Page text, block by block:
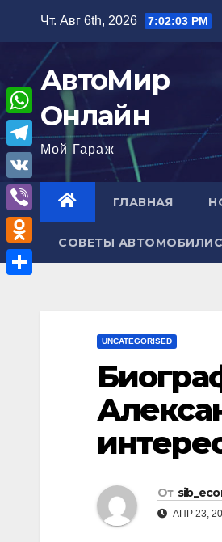
содержимому
Чт. Авг 6th, 2026 7:02:04 PM
АвтоМир
Онлайн
Мой Гараж
ГЛАВНАЯ
СОВЕТЫ
UNCATEGORISED
От
АПР 23,
W
h
a
A
T
e
l
e
g
V
K
V
i
b
O